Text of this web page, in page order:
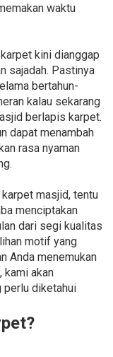
waktu
kini dianggap
sajadah. Pastinya
bertahun-
kalau sekarang
berlapis karpet.
dapat menambah
rasa nyaman
masjid, tentu
menciptakan
dari segi kualitas
motif yang
Anda menemukan
kami akan
perlu diketahui